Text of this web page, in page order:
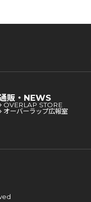
販・NEWS
OVERLAP STORE
オーバーラップ広報室